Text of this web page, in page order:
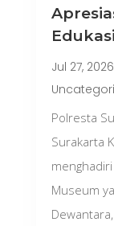
Jul 27, 2026
Polresta
Surakarta
Museum